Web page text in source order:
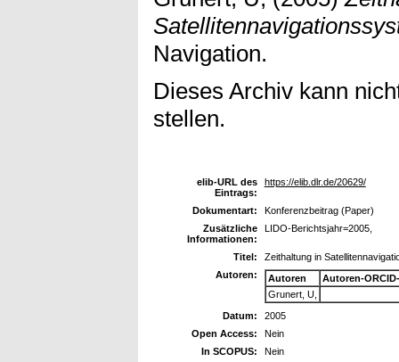
Navigation.
Dieses Archiv kann
stellen.
elib-URL des
Eintrags:
https://elib.dlr.de/20629/
Dokumentart:
Konferenzbeitrag (Paper)
Zusätzliche
Informationen:
LIDO-Berichtsjahr=2005,
Titel:
Zeithaltung in
Autoren:
Autoren
Autoren-
Grunert, U,
Datum:
2005
Open Access:
Nein
In SCOPUS:
Nein